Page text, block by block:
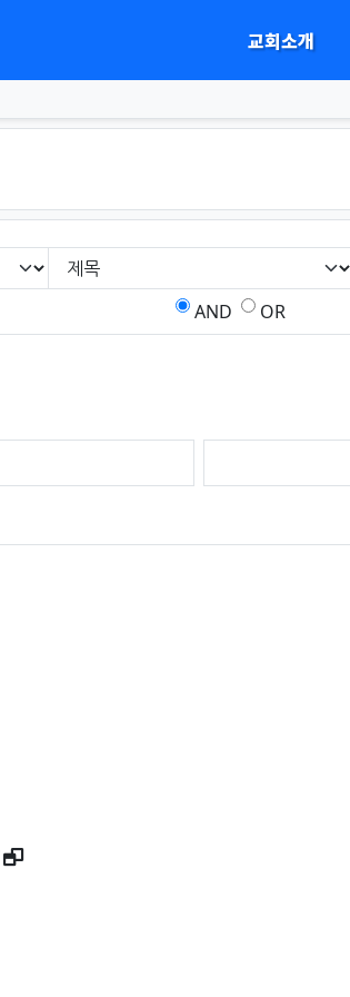
교회소개
하위분류
AND
OR
새창